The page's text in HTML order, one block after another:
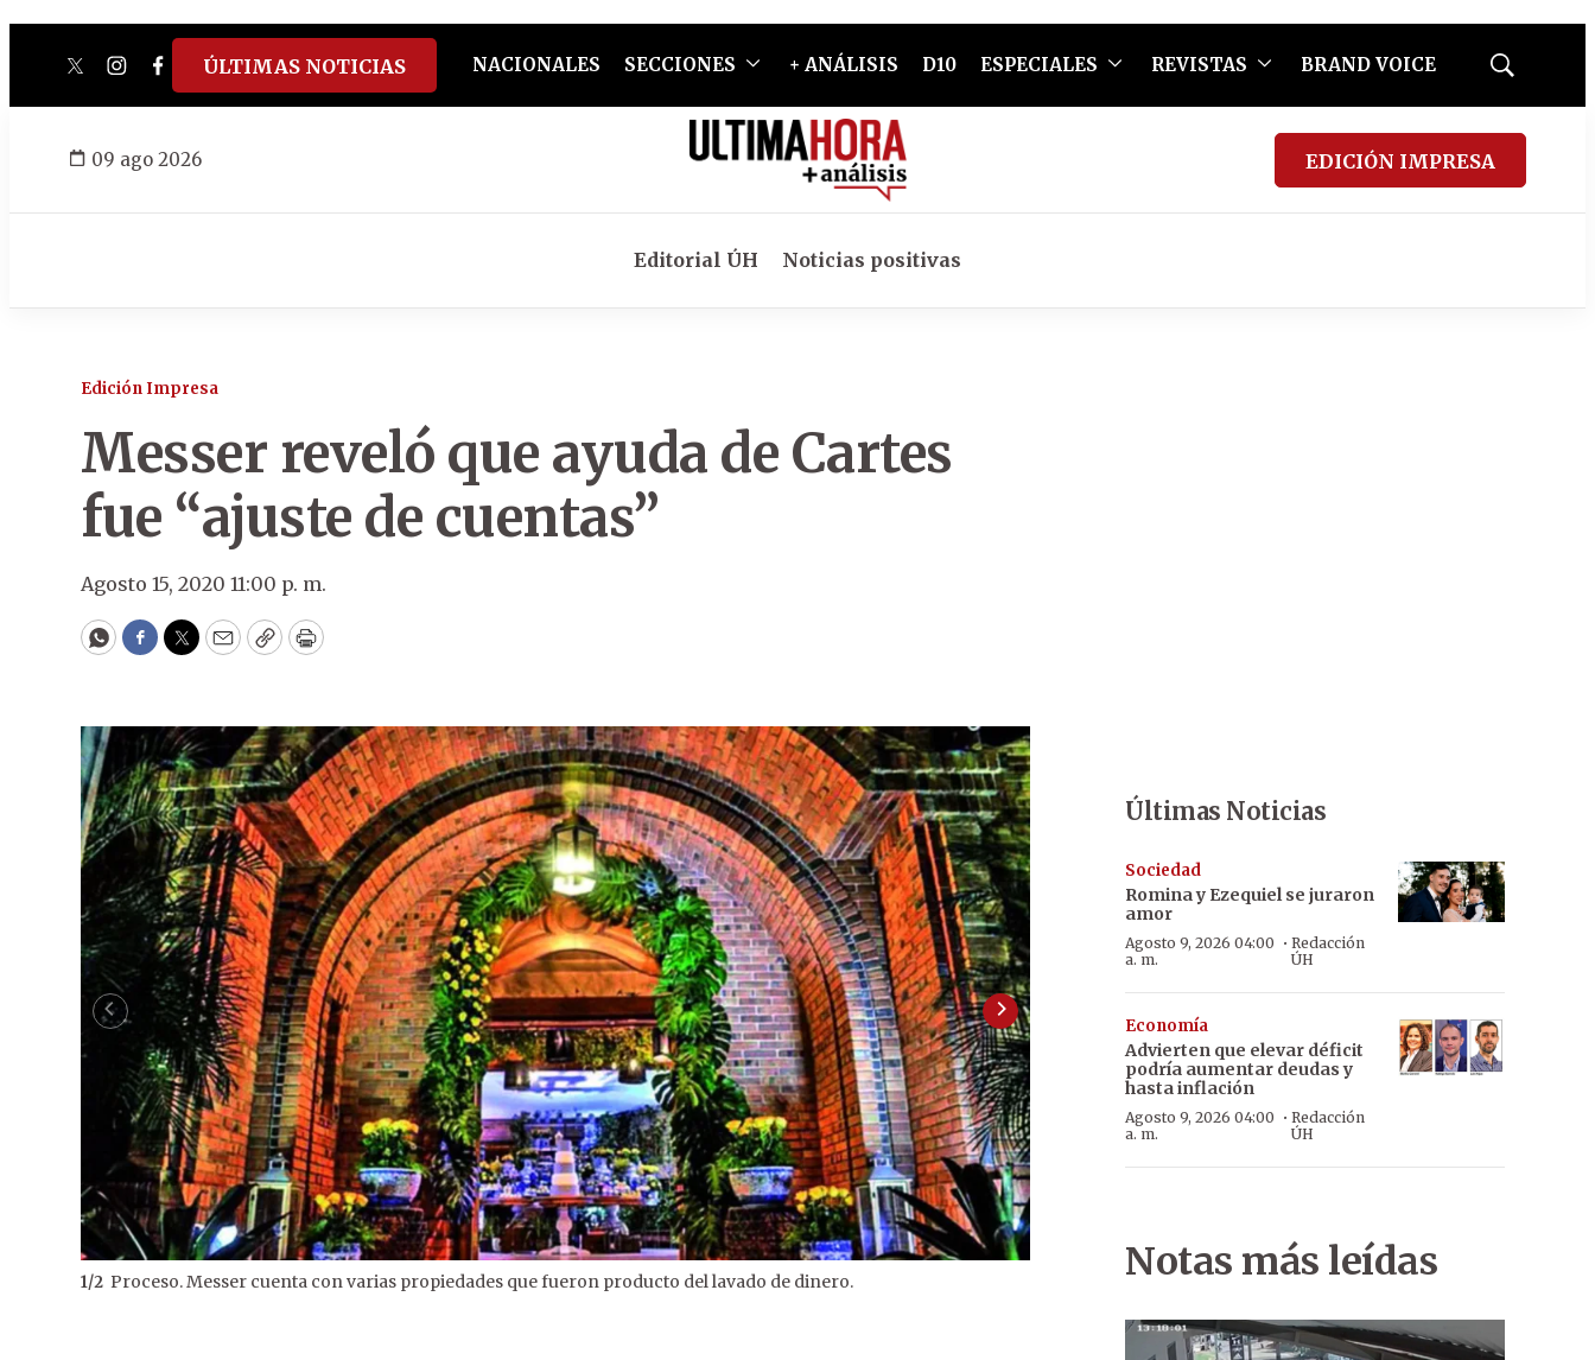
twitterinstagram
facebook
tiktokyoutube
spotify
ÚLTIMAS NOTICIAS NACIONALES SECCIONES + ANÁLISIS D10 ESPECIALES REVISTAS BRAND VOICE
Mostrar
09 ago 2026 EDICIÓN IMPRESA
Editorial ÚH Noticias positivas
Edición Impresa
Messer reveló que ayuda de Cartes
fue “ajuste de cuentas”
Agosto 15, 2020 11:00 p. m.
WhatsApp
Facebook
Twitter
EmailCopyPrint
1/2 Proceso. Messer cuenta con varias propiedades que fueron producto del lavado de dinero.
Últimas Noticias
Sociedad
Romina y Ezequiel se juraron
amor
Agosto 9, 2026 04:00
a. m.
·Redacción
ÚH
Economía
Advierten que elevar déficit
podría aumentar deudas y
hasta inflación
Agosto 9, 2026 04:00
a. m.
·Redacción
ÚH
Notas más leídas